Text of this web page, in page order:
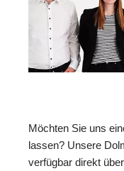
Möchten Sie uns
lassen? Unsere
verfügbar direkt